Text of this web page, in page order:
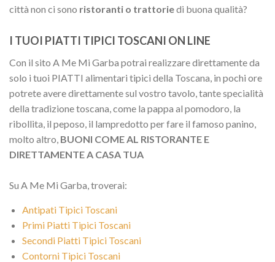
città non ci sono ristoranti o trattoriedi buona qualità?
I TUOI PIATTI TIPICI TOSCANI ON LINE
Con il sito A Me Mi Garba potrai realizzare direttamente da
solo i tuoi PIATTI alimentari tipici della Toscana, in pochi ore
potrete avere direttamente sul vostro tavolo, tante specialità
della tradizione toscana, come la pappa al pomodoro, la
ribollita, il peposo, il lampredotto per fare il famoso panino,
molto altro, BUONI COME AL RISTORANTE E
DIRETTAMENTE A CASA TUA
Su A Me Mi Garba, troverai:
Antipati Tipici Toscani
Primi Piatti Tipici Toscani
Secondi Piatti Tipici Toscani
Contorni Tipici Toscani